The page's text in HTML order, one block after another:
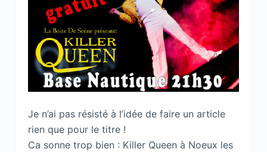
Je n’ai pas résisté à l’idée de faire un article
rien que pour le titre !
Ca sonne trop bien : Killer Queen à Noeux les